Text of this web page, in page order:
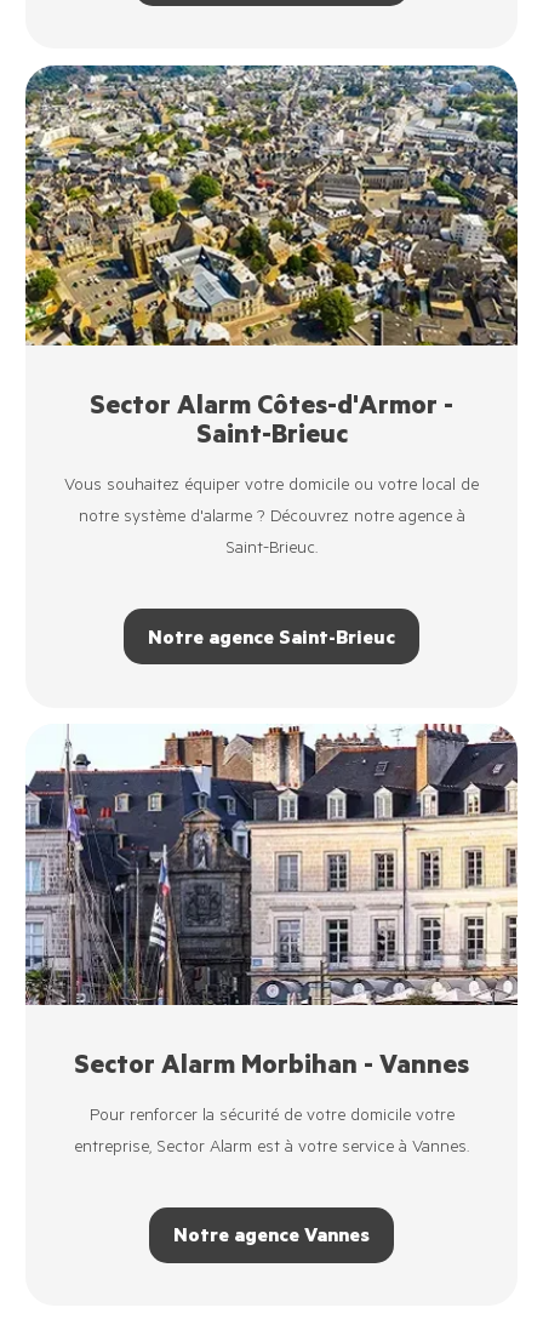
Sector Alarm Côtes-d'Armor -
Saint-Brieuc
Vous souhaitez équiper votre domicile ou votre local de
notre système d'alarme ? Découvrez notre agence à
Saint-Brieuc.
Notre agence Saint-Brieuc
Sector Alarm Morbihan - Vannes
Pour renforcer la sécurité de votre domicile votre
entreprise, Sector Alarm est à votre service à Vannes.
Notre agence Vannes